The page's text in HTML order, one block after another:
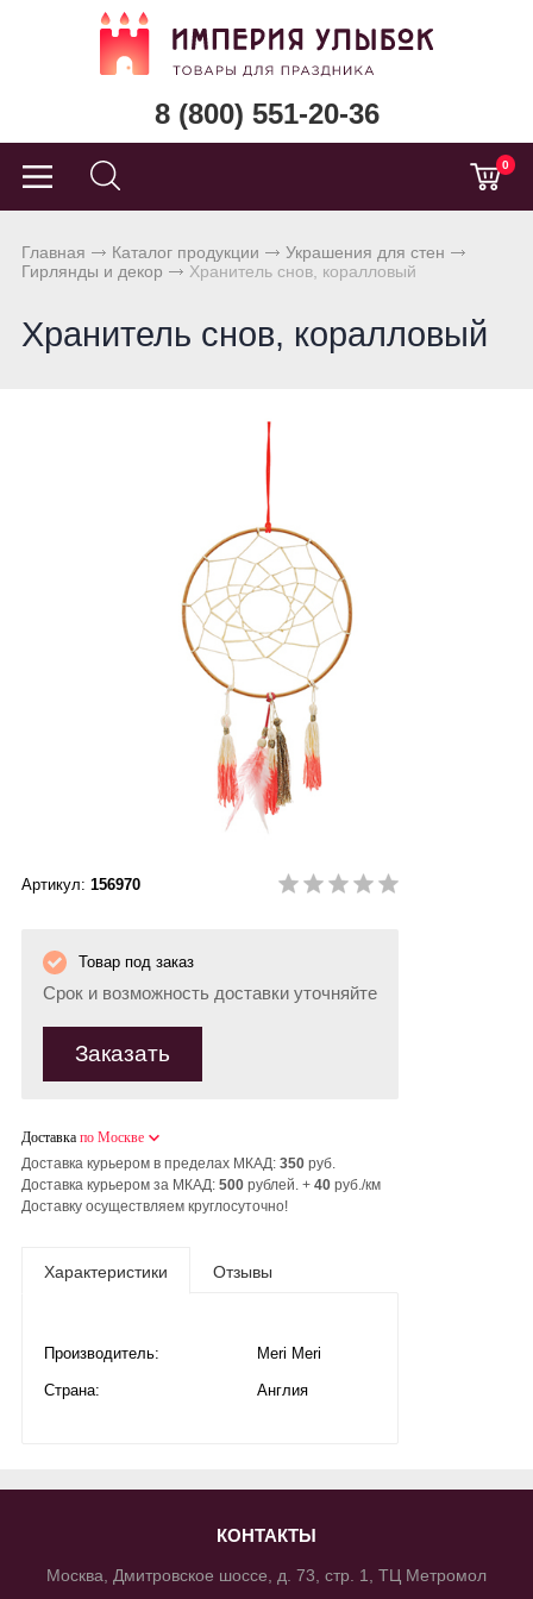
8 (800) 551-20-36
0
Главная Каталог продукции
Украшения для стен
Гирлянды и декор
Хранитель снов, коралловый
Хранитель снов, коралловый
Артикул: 156970
Товар под заказ
Срок и возможность доставки уточняйте
Заказать
Доставка по Москве
Доставка курьером в пределах МКАД: 350 руб.
Доставка курьером за МКАД: 500 рублей. + 40 руб./км
Доставку осуществляем круглосуточно!
Характеристики Отзывы
Производитель: Meri Meri
Страна: Англия
КОНТАКТЫ
Москва, Дмитровское шоссе, д. 73, стр. 1, ТЦ Метромол